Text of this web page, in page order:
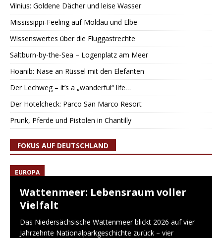
Vilnius: Goldene Dächer und leise Wasser
Mississippi-Feeling auf Moldau und Elbe
Wissenswertes über die Fluggastrechte
Saltburn-by-the-Sea – Logenplatz am Meer
Hoanib: Nase an Rüssel mit den Elefanten
Der Lechweg – it’s a „wanderful“ life…
Der Hotelcheck: Parco San Marco Resort
Prunk, Pferde und Pistolen in Chantilly
FOKUS AUF DEUTSCHLAND
EUROPA
Wattenmeer: Lebensraum voller
Vielfalt
Das Niedersächsische Wattenmeer blickt 2026 auf vier
Jahrzehnte Nationalparkgeschichte zurück – vier